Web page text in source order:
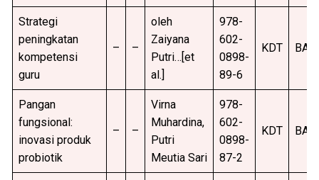
Strategi
peningkatan
kompetensi
guru
– –
oleh
Zaiyana
Putri…[et
al.]
978-
602-
0898-
89-6
KDT BAR
Pangan
fungsional:
inovasi produk
probiotik
– –
Virna
Muhardina,
Putri
Meutia Sari
978-
602-
0898-
87-2
KDT BAR